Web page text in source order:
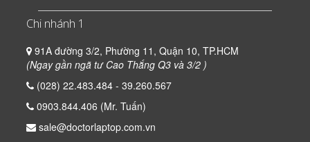
Chi nhánh 1
91A đường 3/2, Phường 11, Quận 10, TP.HCM
(Ngay gần ngã tư Cao Thắng Q3 và 3/2 )
(028) 22.483.484 - 39.260.567
0903.844.406 (Mr. Tuấn)
sale@doctorlaptop.com.vn